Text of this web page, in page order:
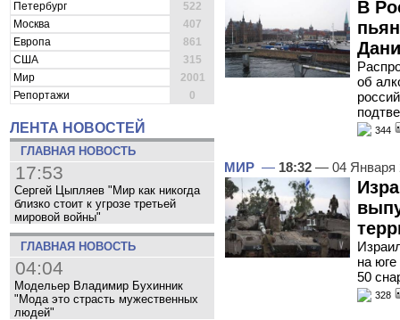
Петербург
522
Москва
407
Европа
861
США
315
Мир
2001
Репортажи
0
ЛЕНТА НОВОСТЕЙ
ГЛАВНАЯ НОВОСТЬ
17:53
Сергей Цыпляев "Мир как никогда
близко стоит к угрозе третьей
мировой войны"
ГЛАВНАЯ НОВОСТЬ
04:04
Модельер Владимир Бухинник
"Мода это страсть мужественных
людей"
В
об
344
МИР — 18:32 — 04 Января
на
50
328